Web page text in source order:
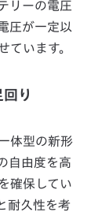
リーの電圧
圧が一定以
ています。
り
体型の新形
自由度を高
確保してい
耐久性を考